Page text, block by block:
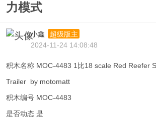
力模式
小鑫
超级版主
2024-11-24 14:08:48
积木名称 MOC-4483 1比18 scale Red Reefer
Trailer by motomatt
积木编号 MOC-4483
是否动态 是